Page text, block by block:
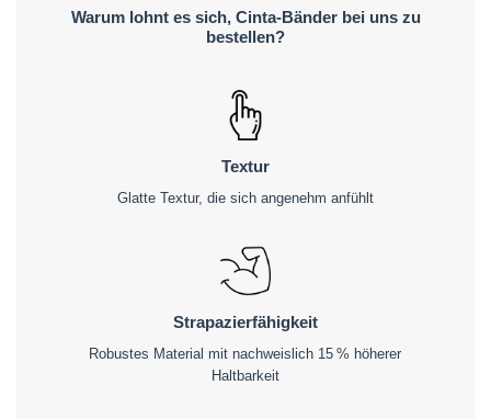
Warum lohnt es sich, Cinta-Bänder bei uns zu
bestellen?
Textur
Glatte Textur, die sich angenehm anfühlt
Strapazierfähigkeit
Robustes Material mit nachweislich 15 % höherer
Haltbarkeit